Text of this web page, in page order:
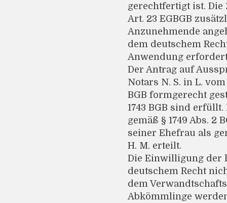
gerechtfertigt ist.
Art. 23 EGBGB
Anzunehmende
dem deutschem
Anwendung
Der Antrag auf
Notars N. S. in L. vom
BGB formgerecht
1743 BGB sind
gemäß § 1749 Abs.
seiner Ehefrau als
H. M. erteilt.
Die Einwilligung der
deutschem Recht
dem
Abkömmlinge